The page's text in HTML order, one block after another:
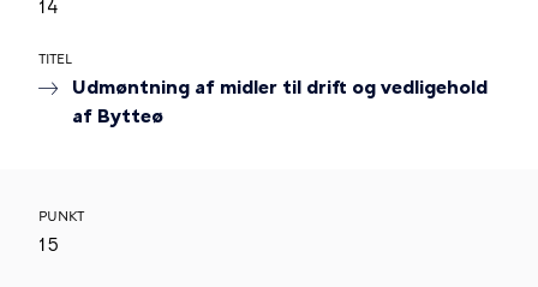
14
TITEL
Udmøntning af midler til drift og vedligehold
af Bytteø
PUNKT
15